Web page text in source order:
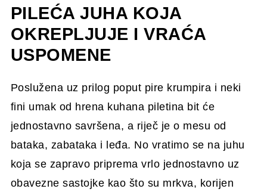
PILEĆA JUHA KOJA
OKREPLJUJE I VRAĆA
USPOMENE
Poslužena uz prilog poput pire krumpira i neki
fini umak od hrena kuhana piletina bit će
jednostavno savršena, a riječ je o mesu od
bataka, zabataka i leđa. No vratimo se na juhu
koja se zapravo priprema vrlo jednostavno uz
obavezne sastojke kao što su mrkva, korijen